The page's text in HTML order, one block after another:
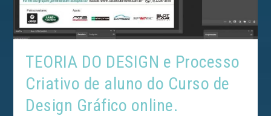
TEORIA DO DESIGN e Processo
Criativo de aluno do Curso de
Design Gráfico online.